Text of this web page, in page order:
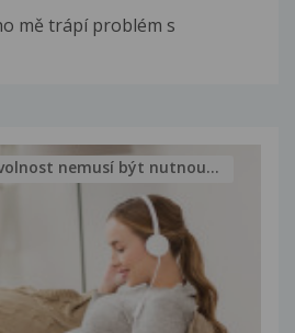
mě trápí problém s
nemusí být nutnou...